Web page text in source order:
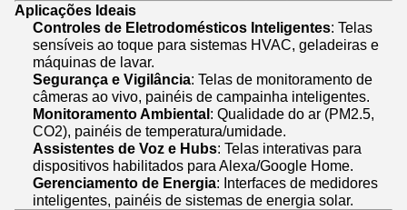
Aplicações Ideais
Controles de Eletrodomésticos Inteligentes: Telas
sensíveis ao toque para sistemas HVAC, geladeiras e
máquinas de lavar.
Segurança e Vigilância: Telas de monitoramento de
câmeras ao vivo, painéis de campainha inteligentes.
Monitoramento Ambiental: Qualidade do ar (PM2.5,
CO2), painéis de temperatura/umidade.
Assistentes de Voz e Hubs: Telas interativas para
dispositivos habilitados para Alexa/Google Home.
Gerenciamento de Energia: Interfaces de medidores
inteligentes, painéis de sistemas de energia solar.